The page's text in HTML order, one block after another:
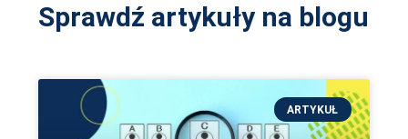
Sprawdź artykuły na blogu
ARTYKUŁ